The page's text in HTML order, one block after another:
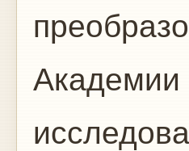
Академии